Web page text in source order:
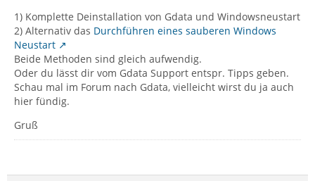
1) Komplette Deinstallation von Gdata und Windowsneustart
2) Alternativ das Durchführen eines sauberen Windows
Neustart
Beide Methoden sind gleich aufwendig.
Oder du lässt dir vom Gdata Support entspr. Tipps geben.
Schau mal im Forum nach Gdata, vielleicht wirst du ja auch
hier fündig.
Gruß